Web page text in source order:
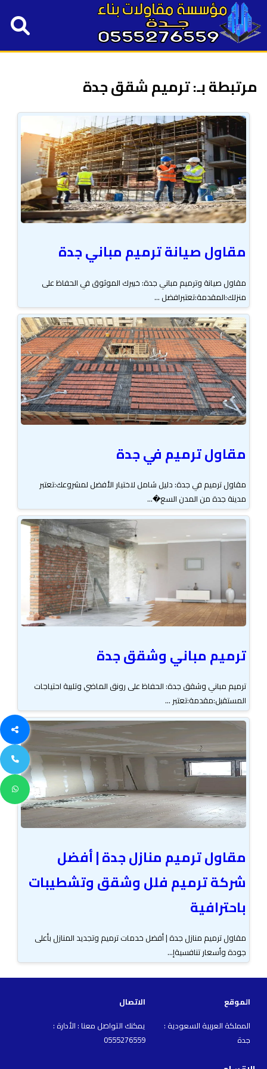
مرتبطة بـ: ترميم شقق جدة
مقاول صيانة ترميم مباني جدة
مقاول صيانة وترميم مباني جدة: خبيرك الموثوق في الحفاظ على
منزلك:المقدمة:تعتبرافضل ...
مقاول ترميم في جدة
مقاول ترميم في جدة: دليل شامل لاختيار الأفضل لمشروعك:تعتبر
مدينة جدة من المدن السع�...
ترميم مباني وشقق جدة
ترميم مباني وشقق جدة: الحفاظ على رونق الماضي وتلبية احتياجات
المستقبل:مقدمة:تعتبر ...
مقاول ترميم منازل جدة | أفضل
شركة ترميم فلل وشقق وتشطيبات
باحترافية
مقاول ترميم منازل جدة | أفضل خدمات ترميم وتجديد المنازل بأعلى
جودة وأسعار تنافسيةإ...
الموقع
الاتصال
المملكة العربية السعودية :
جدة
يمكنك التواصل معنا : الأدارة :
0555276559